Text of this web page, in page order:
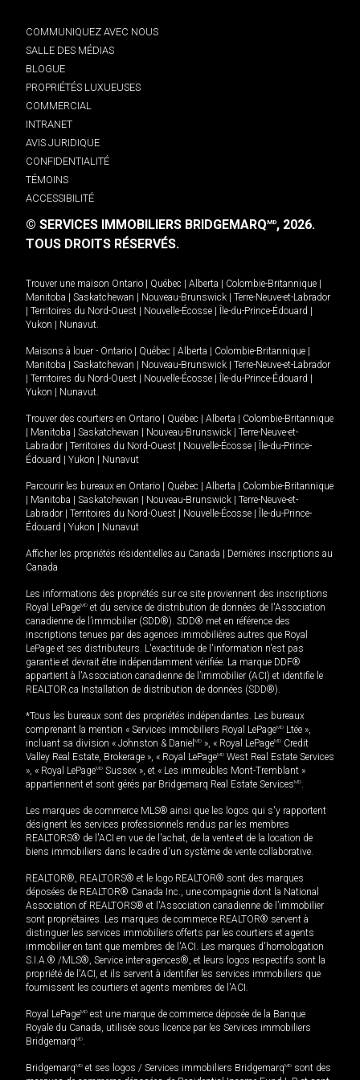
COMMUNIQUEZ AVEC NOUS
SALLE DES MÉDIAS
BLOGUE
PROPRIÉTÉS LUXUEUSES
COMMERCIAL
INTRANET
AVIS JURIDIQUE
CONFIDENTIALITÉ
TÉMOINS
ACCESSIBILITÉ
© SERVICES IMMOBILIERS BRIDGEMARQMD, 2026.
TOUS DROITS RÉSERVÉS.
Trouver une maison Ontario Québec Alberta Colombie-Britannique
Manitoba
Saskatchewan Nouveau-Brunswick
Terre-Neuve-et-Labrador
Territoires du Nord-Ouest Nouvelle-Écosse Île-du-Prince-Édouard
Yukon
Nunavut.
Maisons à louer - Ontario Québec Alberta Colombie-Britannique
Manitoba
Saskatchewan Nouveau-Brunswick
Terre-Neuve-et-Labrador
Territoires du Nord-Ouest Nouvelle-Écosse Île-du-Prince-Édouard
Yukon
Nunavut.
Trouver des courtiers en Ontario Québec Alberta
Colombie-Britannique
Manitoba Saskatchewan Nouveau-Brunswick
Terre-Neuve-et-
Labrador
Territoires du Nord-Ouest Nouvelle-Écosse
Île-du-Prince-
Édouard
Yukon Nunavut
Parcourir les bureaux en Ontario Québec Alberta
Colombie-Britannique
Manitoba Saskatchewan Nouveau-Brunswick
Terre-Neuve-et-
Labrador
Territoires du Nord-Ouest Nouvelle-Écosse
Île-du-Prince-
Édouard
Yukon Nunavut
Afficher les propriétés résidentielles au Canada
Dernières inscriptions au
Canada
Les informations des propriétés sur ce site proviennent des inscriptions
Royal LePageMD et du service de distribution de données de l'Association
canadienne de l’immobilier (SDD®). SDD® met en référence des
inscriptions tenues par des agences immobilières autres que Royal
LePage et ses distributeurs. L'exactitude de l'information n'est pas
garantie et devrait être indépendamment vérifiée. La marque DDF®
appartient à l'Association canadienne de l’immobilier (ACI) et identifie le
REALTOR.ca Installation de distribution de données (SDD®).
*Tous les bureaux sont des propriétés indépendantes. Les bureaux
comprenant la mention « Services immobiliers Royal LePageMD Ltée »,
incluant sa division « Johnston & Daniel MD », « Royal LePageMD Credit
Valley Real Estate, Brokerage », « Royal LePageMD West Real Estate Services
», « Royal LePageMD Sussex », et « Les immeubles Mont-Tremblant »
appartiennent et sont gérés par Bridgemarq Real Estate ServicesMD.
Les marques de commerce MLS® ainsi que les logos qui s'y rapportent
désignent les services professionnels rendus par les membres
REALTORS® de l'ACI en vue de l'achat, de la vente et de la location de
biens immobiliers dans le cadre d'un système de vente collaborative.
REALTOR®, REALTORS® et le logo REALTOR® sont des marques
déposées de REALTOR® Canada Inc., une compagnie dont la National
Association of REALTORS® et l'Association canadienne de l’immobilier
sont propriétaires. Les marques de commerce REALTOR® servent à
distinguer les services immobiliers offerts par les courtiers et agents
immobilier en tant que membres de l'ACI. Les marques d'homologation
S.I.A.® /MLS®, Service inter-agences®, et leurs logos respectifs sont la
propriété de l'ACI, et ils servent à identifier les services immobiliers que
fournissent les courtiers et agents membres de l'ACI.
Royal LePageMD est une marque de commerce déposée de la Banque
Royale du Canada, utilisée sous licence par les Services immobiliers
BridgemarqMD.
BridgemarqMD et ses logos / Services immobiliers BridgemarqMD sont des